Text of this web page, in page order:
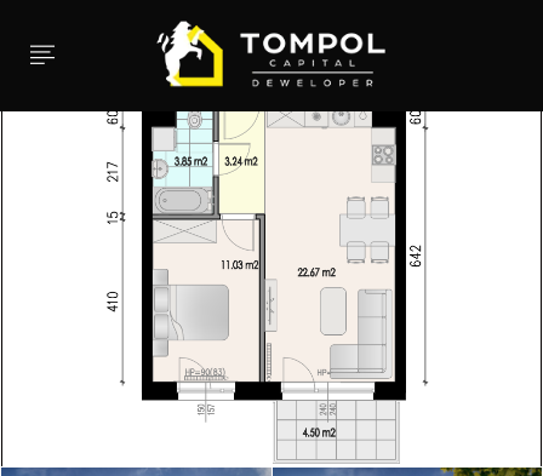
submenu (InwestycjeSprawdź)